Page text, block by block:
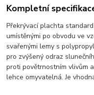
Kompletní
Překrývací plachta
umístěnými po obvodu ve
svařenými lemy s
pro zvýšený odraz
proti povětrnostním vlivům
lehce omyvatelná. Je